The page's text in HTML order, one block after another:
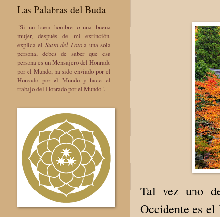
Tal vez uno
Occidente es el
Las Palabras del Buda
"Si un buen hombre o una buena
mujer, después de mi extinción,
explica el Sutra del Lotoa una sola
persona, debes de saber que esa
persona es un Mensajero del Honrado
por el Mundo, ha sido enviado por el
Honrado por el Mundo y hace el
trabajo del Honrado por el Mundo".